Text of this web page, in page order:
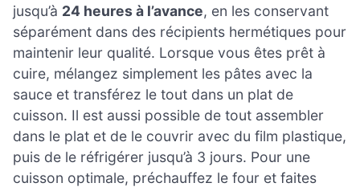
jusqu’à 24 heures à l’avance, en les conservant
séparément dans des récipients hermétiques pour
maintenir leur qualité. Lorsque vous êtes prêt à
cuire, mélangez simplement les pâtes avec la
sauce et transférez le tout dans un plat de
cuisson. Il est aussi possible de tout assembler
dans le plat et de le couvrir avec du film plastique,
puis de le réfrigérer jusqu’à 3 jours. Pour une
cuisson optimale, préchauffez le four et faites